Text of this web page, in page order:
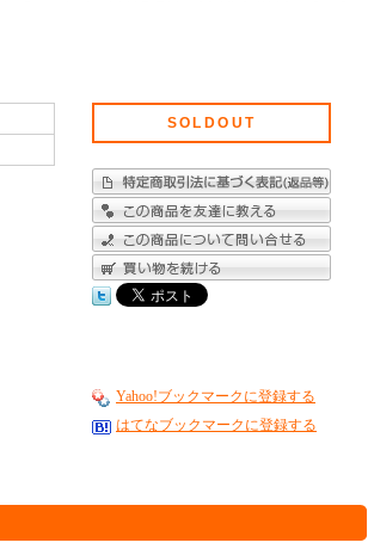
SOLDOUT
Yahoo!ブックマークに登録する
はてなブックマークに登録する